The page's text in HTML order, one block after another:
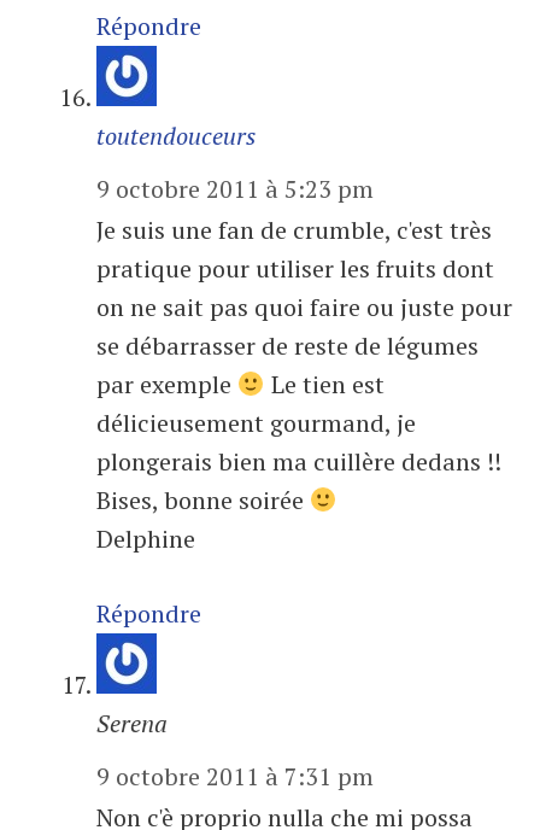
Répondre
toutendouceurs
9 octobre 2011 à 5:23 pm
Je suis une fan de crumble, c'est très
pratique pour utiliser les fruits dont
on ne sait pas quoi faire ou juste pour
se débarrasser de reste de légumes
par exemple
Le tien est
délicieusement gourmand, je
plongerais bien ma cuillère dedans !!
Bises, bonne soirée
Delphine
Répondre
Serena
9 octobre 2011 à 7:31 pm
Non c'è proprio nulla che mi possa